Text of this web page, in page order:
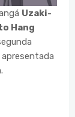
Uzaki-
Hang